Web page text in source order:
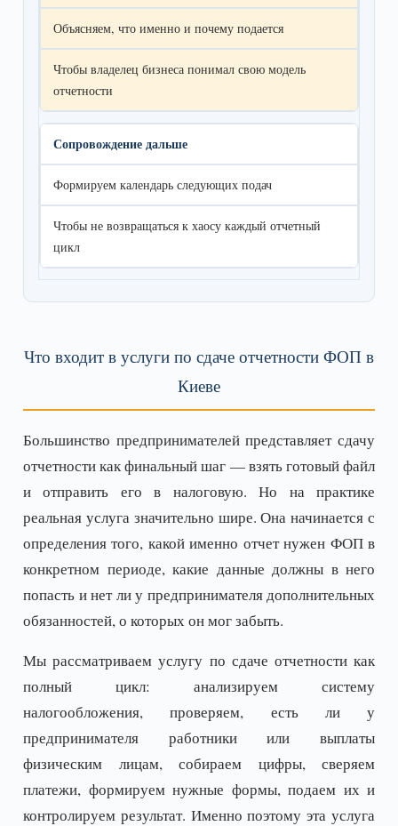
Объясняем, что именно и почему подается
Чтобы владелец бизнеса понимал свою модель
отчетности
Сопровождение дальше
Формируем календарь следующих подач
Чтобы не возвращаться к хаосу каждый отчетный
цикл
Что входит в услуги по сдаче отчетности ФОП в
Киеве
Большинство предпринимателей представляет сдачу
отчетности как финальный шаг — взять готовый файл
и отправить его в налоговую. Но на практике
реальная услуга значительно шире. Она начинается с
определения того, какой именно отчет нужен ФОП в
конкретном периоде, какие данные должны в него
попасть и нет ли у предпринимателя дополнительных
обязанностей, о которых он мог забыть.
Мы рассматриваем услугу по сдаче отчетности как
полный цикл: анализируем систему
налогообложения, проверяем, есть ли у
предпринимателя работники или выплаты
физическим лицам, собираем цифры, сверяем
платежи, формируем нужные формы, подаем их и
контролируем результат. Именно поэтому эта услуга